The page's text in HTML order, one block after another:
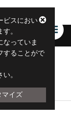
ション
ビスにおい
。
なっていま
することがで
。
マイズ